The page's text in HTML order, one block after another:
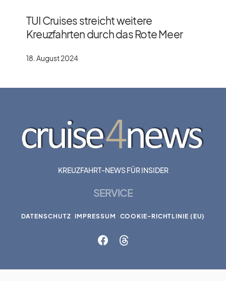
TUI Cruises streicht weitere
Kreuzfahrten durch das Rote Meer
18. August 2024
KREUZFAHRT-NEWS FÜR INSIDER
SERVICE
DATENSCHUTZ IMPRESSUM COOKIE-RICHTLINIE (EU)